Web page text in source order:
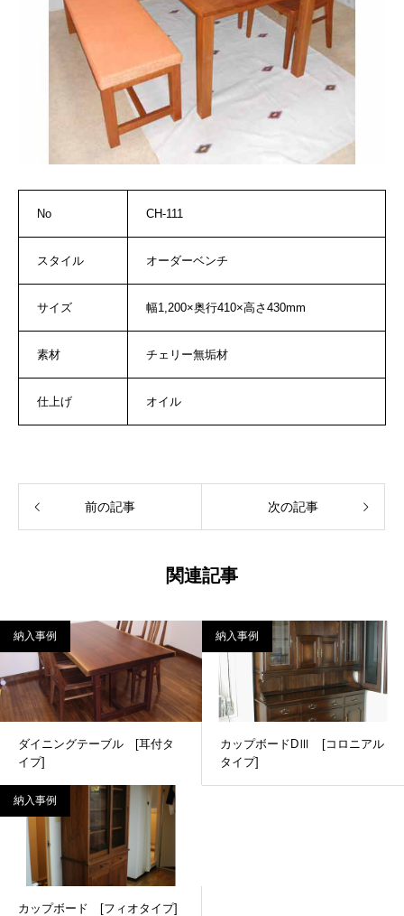
No CH-111
スタイル オーダーベンチ
サイズ 幅1,200×奥行410×高さ430mm
素材 チェリー無垢材
仕上げ オイル
前の記事 次の記事
関連記事
納入事例
ダイニングテーブル [耳付タ
イプ]
納入事例
カップボードDⅢ [コロニアル
タイプ]
納入事例
カップボード [フィオタイプ]